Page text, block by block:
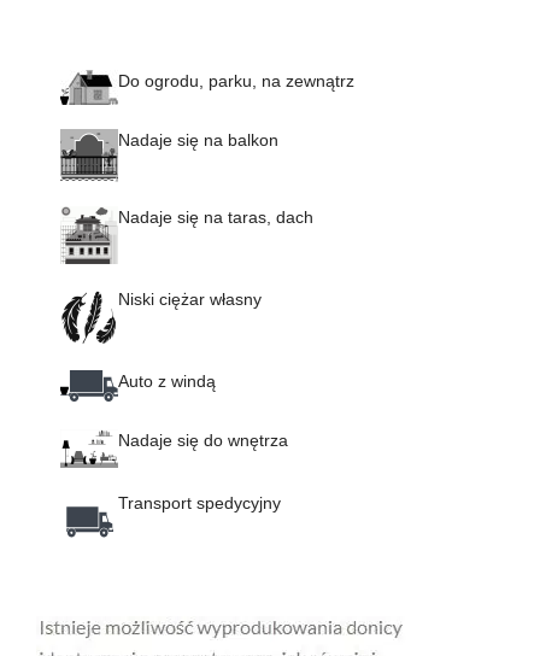
Do ogrodu, parku, na zewnątrz
Nadaje się na balkon
Nadaje się na taras, dach
Niski ciężar własny
Auto z windą
Nadaje się do wnętrza
Transport spedycyjny